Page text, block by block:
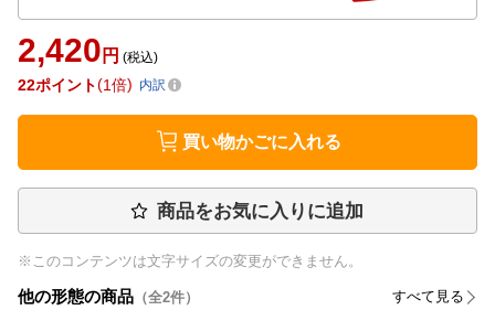
2,420 円 (税込)
22ポイント 1倍 内訳
買い物かごに入れる
商品をお気に入りに追加
※このコンテンツは文字サイズの変更ができません。
他の形態の商品 （全2件） すべて見る